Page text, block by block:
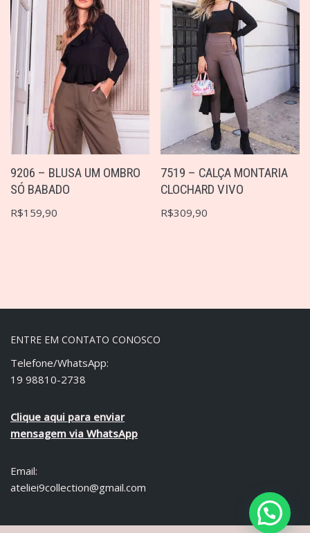
9206 – BLUSA UM OMBRO
SÓ BABADO
R$159,90
7519 – CALÇA MONTARIA
CLOCHARD VIVO
R$309,90
ENTRE EM CONTATO CONOSCO
Telefone/WhatsApp:
19 98810-2738
Clique aqui para enviar
mensagem via WhatsApp
Email:
ateliei9collection@gmail.com